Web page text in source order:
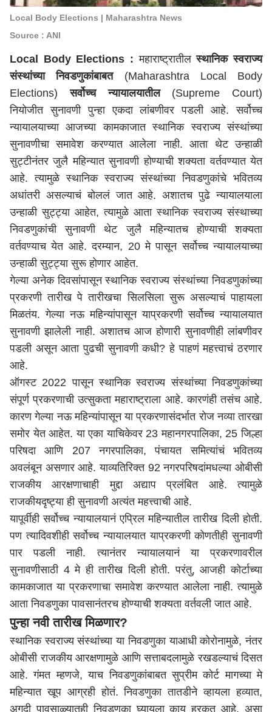
Local Body Elections | Maharashtra News
Source : ANI
Local Body Elections : महाराष्ट्रातीलस्थानिक स्वराज्य
संस्थांच्या निवडणुकांबाबत(Maharashtra Local Body
Elections)सर्वोच्च न्यायालयातील(Supreme Court)
नियोजीत सुनावणी पुन्हा एकदा लांबणीवर पडली आहे. सर्वोच्च
न्यायालयाच्या आजच्या कामकाजात स्थानिक स्वराज्य संस्थांच्या
सुनावणीचा समावेश करण्यात आलेला नाही. आता थेट उन्हाळी
सुट्टीनंतर जुलै महिन्यात सुनावणी होण्याची शक्यता वर्तवण्यात येत
आहे. त्यामुळे स्थानिक स्वराज्य संस्थांच्या निवडणुकांचे भवितव्य
अधांतरी असल्याचं बोललं जात आहे. अशातच पुढे न्यायालयाला
उन्हाळी सुट्ट्या आहेत, त्यामुळे आता स्थानिक स्वराज्य संस्थाच्या
निवडणुकांची सुनावणी थेट जुलै महिन्यातच होण्याची शक्यता
वर्तवण्याच येत आहे. दरम्यान, 20 मे पासून सर्वोच्च न्यायालयाच्या
उन्हाळी सुट्ट्या सुरू होणार आहेत.
गेल्या अनेक दिवसांपासून स्थानिक स्वराज्य संस्थांच्या निवडणुकांच्या
प्रकरणी तारीख पे तारीखचा सिलसिला सुरू असल्याचं पाहायला
मिळतंय. गेल्या नऊ महिन्यांपासून याप्रकरणी सर्वोच्च न्यायालयात
सुनावणी झालेली नाही. अशातच आज होणारी सुनावणीही लांबणीवर
पडली असून आता पुढची सुनावणी कधी? हे पाहणं महत्त्वाचं ठरणार
आहे.
ऑगस्ट 2022 पासून स्थानिक स्वराज्य संस्थांच्या निवडणुकांच्या
संपूर्ण प्रकरणाची उत्सुकता महाराष्ट्राला आहे. कारणंही तसंच आहे.
कारण गेल्या नऊ महिन्यांपासून या प्रकरणासंदर्भात रोज नव्या तारखा
समोर येत आहेत. या एका याचिकेवर 23 महानगरपालिका, 25 जिल्हा
परिषदा आणि 207 नगरपालिका, पंचायत समित्यांचं भवितव्य
अवलंबून असणार आहे. याव्यतिरिक्त 92 नगरपरिषदांमधल्या ओबीसी
राजकीय आरक्षणाचाही मुद्दा अद्याप प्रलंबित आहे. त्यामुळे
राजकीयदृष्ट्या ही सुनावणी अत्यंत महत्त्वाची आहे.
यापूर्वीही सर्वोच्च न्यायालयानं एप्रिल महिन्यातील तारीख दिली होती.
पण त्यादिवशीही सर्वोच्च न्यायालयात याप्रकरणी कोणतीही सुनावणी
पार पडली नाही. त्यानंतर न्यायालयानं या प्रकरणावरील
सुनावणीसाठी 4 मे ही तारीख दिली होती. परंतु, आजही कोर्टाच्या
कामकाजात या प्रकरणाचा समावेश करण्यात आलेला नाही. त्यामुळे
आता निवडणुका पावसानंतरच होण्याची शक्यता वर्तवली जात आहे.
पुन्हा नवी तारीख मिळणार?
स्थानिक स्वराज्य संस्थांच्या या निवडणुका याआधी कोरोनामुळे, नंतर
ओबीसी राजकीय आरक्षणामुळे आणि सत्ताबदलामुळे रखडल्याचं दिसत
आहे. गंमत म्हणजे, याच निवडणुकांबाबत सुप्रीम कोर्ट मागच्या मे
महिन्यात खूप आग्रही होतं. निवडणुका तातडीने व्हायला हव्यात,
अगदी पावसाळ्यातही निवडणुका घ्यायला काय हरकत आहे, असा